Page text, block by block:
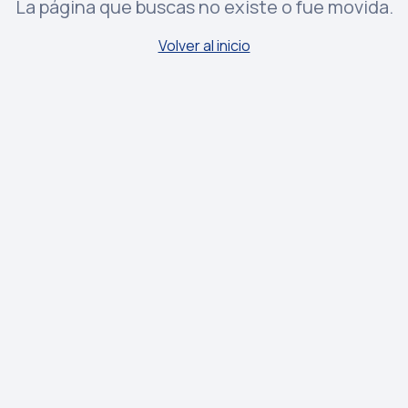
La página que buscas no existe o fue movida.
Volver al inicio